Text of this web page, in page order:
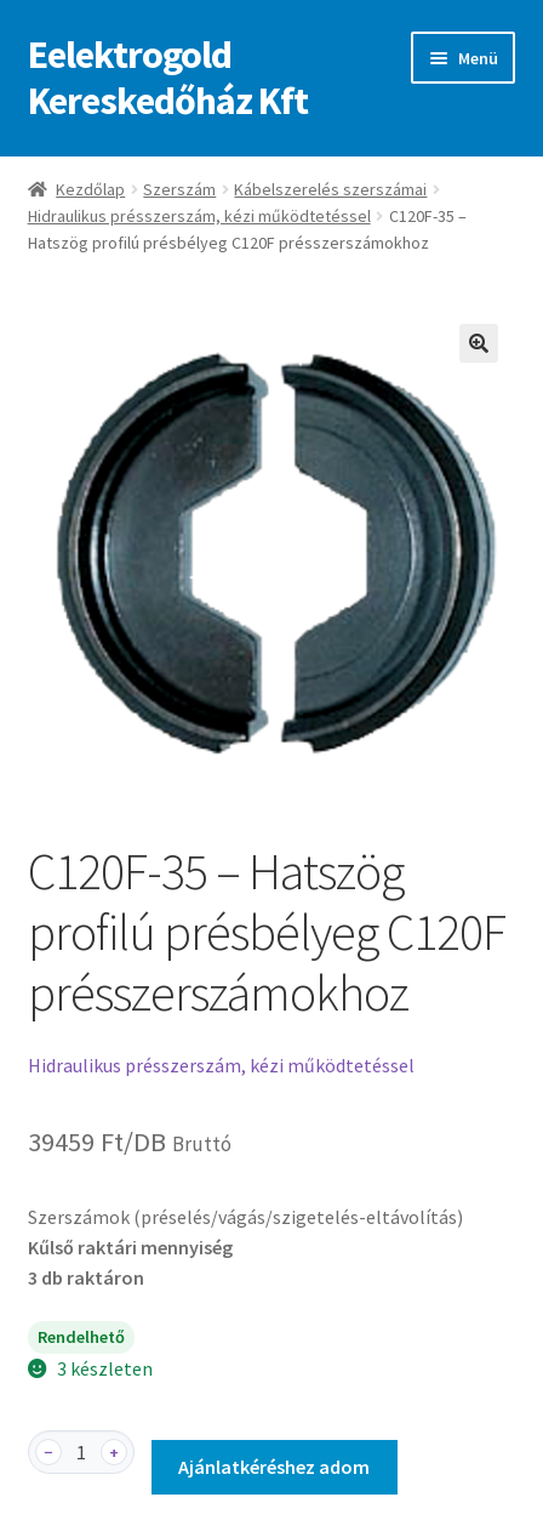
Ugrás
a
navigációhoz
Kilépés
a
tartalomba
Eelektrogold
Kereskedőház Kft
Menü
Kezdőlap
A fiókom
Kezdőlap Szerszám
Kábelszerelés szerszámai
Hidraulikus présszerszám, kézi működtetéssel
C120F-35 –
Hatszög profilú présbélyeg C120F présszerszámokhoz
C120F-35 – Hatszög
profilú présbélyeg C120F
présszerszámokhoz
Hidraulikus présszerszám, kézi működtetéssel
39459 Ft/DB Bruttó
Szerszámok (préselés/vágás/szigetelés-eltávolítás)
Kűlső raktári mennyiség
3 db raktáron
Rendelhető
3 készleten
C120F-
35
− +
Ajánlatkéréshez adom